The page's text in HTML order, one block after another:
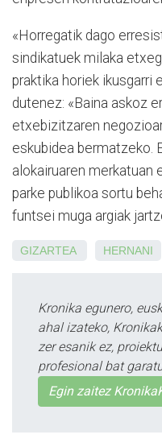
«Horregatik dago
sindikatuek milaka
praktika ho­riek ikusgarri
dutenez: «Baina askoz
etxebizitzaren
eskubidea bermatzeko.
alokairuaren merkatuan
parke publikoa sortu
funtsei muga argiak
GIZARTEA HERNANI
Kronika egunero,
ahal izateko,
zer esanik ez,
profesional bat
Egin zaitez